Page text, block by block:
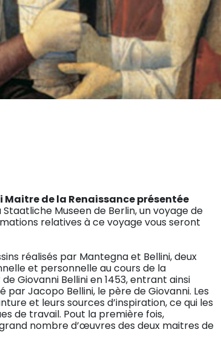
de la Renaissance présentée
Museen de Berlin, un voyage de
relatives à ce voyage vous seront
réalisés par Mantegna et Bellini, deux
et personnelle au cours de la
Giovanni Bellini en 1453, entrant ainsi
par Jacopo Bellini, le père de Giovanni. Les
et leurs sources d’inspiration, ce qui les
de travail. Pout la première fois,
nombre d’œuvres des deux maitres de